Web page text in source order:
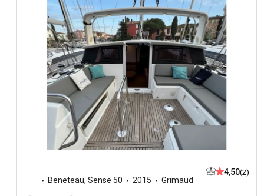
Beneteau, Sense 50 2015 Grimaud
4,50(2)